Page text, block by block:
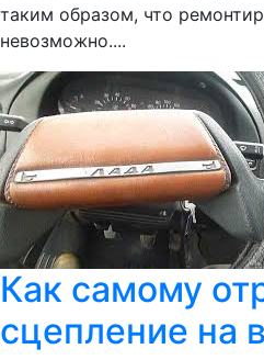
таким образом, что
невозможно....
Как самому
сцепление на